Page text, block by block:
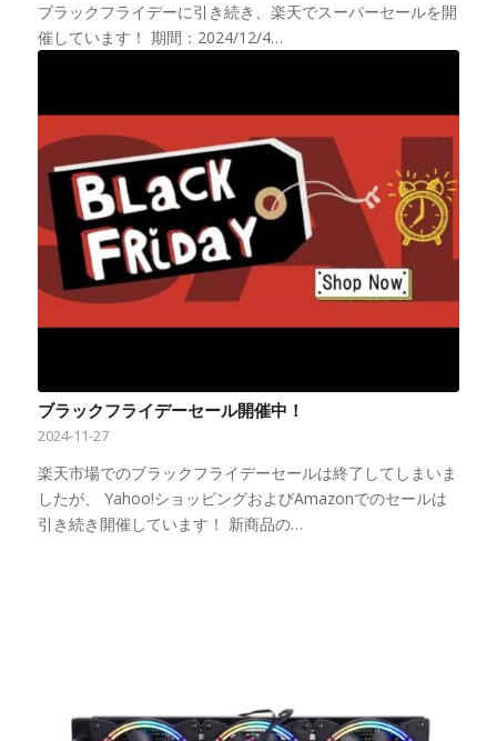
ブラックフライデーに引き続き、楽天でスーパーセールを開
催しています！ 期間：2024/12/4…
ブラックフライデーセール開催中！
2024-11-27
楽天市場でのブラックフライデーセールは終了してしまいま
したが、 Yahoo!ショッピングおよびAmazonでのセールは
引き続き開催しています！ 新商品の…